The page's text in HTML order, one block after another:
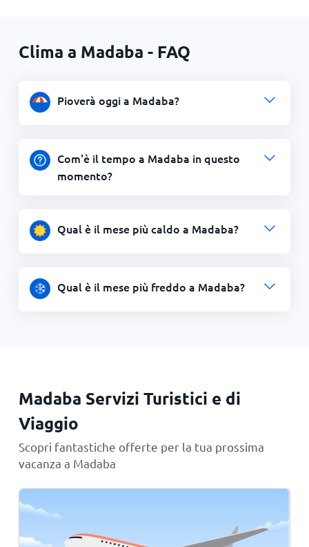
Clima a Madaba - FAQ
Pioverà oggi a Madaba?
Com'è il tempo a Madaba in questo
momento?
Qual è il mese più caldo a Madaba?
Qual è il mese più freddo a Madaba?
Madaba Servizi Turistici e di
Viaggio
Scopri fantastiche offerte per la tua prossima
vacanza a Madaba